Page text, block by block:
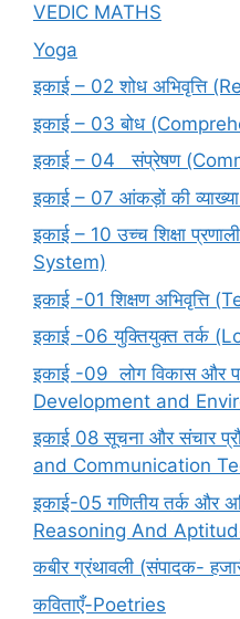
VEDIC MATHS
Yoga
इकाई – 02 शोध अभिवृत्ति
इकाई – 03 बोध
इकाई – 04 संप्रेषण
इकाई – 07 आंकड़ों की
इकाई – 10 उच्च शिक्षा
System)
इकाई -01 शिक्षण अभिवृत्ति
इकाई -06 युक्तियुक्त तर्क
इकाई -09 लोग विकास और
Development and
इकाई 08 सूचना और संचार
and Communication
इकाई-05 गणितीय तर्क और
Reasoning And
कबीर ग्रंथावली (संपादक-
कविताएँ-Poetries